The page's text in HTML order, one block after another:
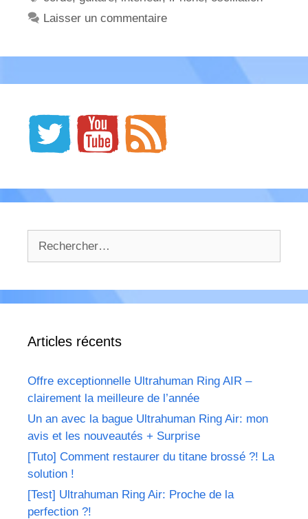
Laisser un commentaire
Articles récents
Offre exceptionnelle Ultrahuman Ring AIR –
clairement la meilleure de l’année
Un an avec la bague Ultrahuman Ring Air: mon
avis et les nouveautés + Surprise
[Tuto] Comment restaurer du titane brossé ?! La
solution !
[Test] Ultrahuman Ring Air: Proche de la
perfection ?!